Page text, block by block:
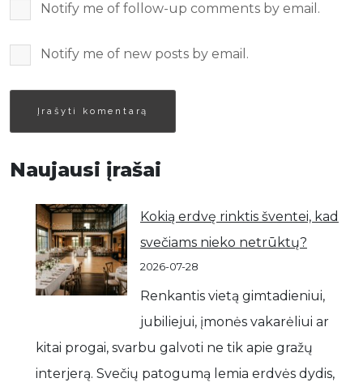
Notify me of follow-up comments by email.
Notify me of new posts by email.
Naujausi įrašai
Kokią erdvę rinktis šventei, kad
svečiams nieko netrūktų?
2026-07-28
Renkantis vietą gimtadieniui,
jubiliejui, įmonės vakarėliui ar
kitai progai, svarbu galvoti ne tik apie gražų
interjerą. Svečių patogumą lemia erdvės dydis,